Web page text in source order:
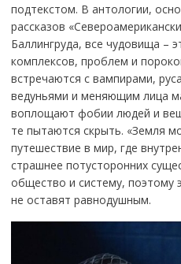
подтекстом. В антологии,
рассказов
Баллингруда, все чудовища –
комплексов, проблем и
встречаются с вампирами,
ведуньями и меняющим лица
воплощают фобии людей и
те пытаются скрыть. «Земля
путешествие в мир, где
страшнее потусторонних
общество и систему, поэтому
не оставят равнодушным.